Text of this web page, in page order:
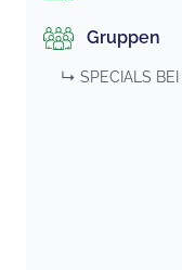
Gruppen
↳ SPECIALS BEI